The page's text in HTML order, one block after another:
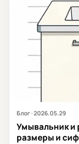
Блог · 2026.05.29
Умывальник и
размеры и